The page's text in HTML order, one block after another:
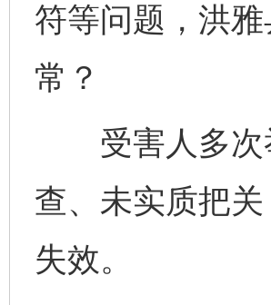
符等问题，洪
常？
受害人多次
查、未实质把
失效。